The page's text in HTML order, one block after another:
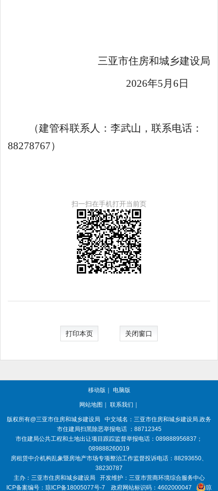
三亚市住房和城乡建设局
2026年5 月 6 日
（建管科联系人：李武山，联系电话：
88278767）
扫一扫在手机打开当前页
打印本页 关闭窗口
移动版 ｜ 电脑版
网站地图 ｜ 联系我们 ｜
版权所有@三亚市住房和城乡建设局
中文域名：三亚市住房和城乡建设局.政务
市住建局扫黑除恶举报电话 ：88712345
市住建局公共工程和土地出让项目跟踪监督举报电话：089888956837；
089888260019
房租赁中介机构乱象暨房地产市场专项整治工作监督投诉电话：88293650、
38230787
主办：三亚市住房和城乡建设局
开发维护：三亚市营商环境综合服务中心
ICP备案编号： 琼ICP备18005077号-7 政府网站标识码： 4602000047 琼